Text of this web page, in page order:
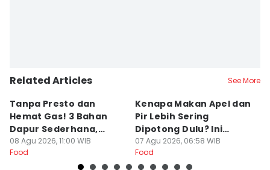
Related Articles See More
Tanpa Presto dan
Hemat Gas! 3 Bahan
Dapur Sederhana,
Daging Sapi Empuk
Dalam 15 Menit
08 Agu 2026, 11:00 WIB
Food
Kenapa Makan Apel dan
Pir Lebih Sering
Dipotong Dulu? Ini
Alasannya
07 Agu 2026, 06:58 WIB
Food